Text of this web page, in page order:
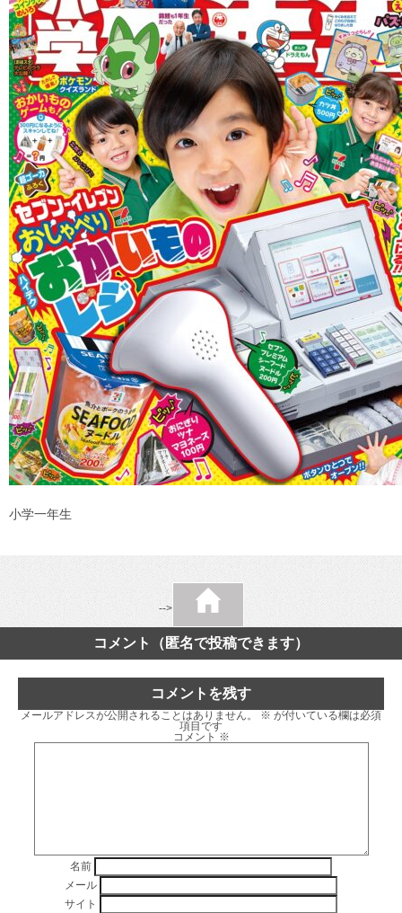
小学一年生
-->
コメント（匿名で投稿できます）
コメントを残す
メールアドレスが公開されることはありません。 ※ が付いている欄は必須
項目です
コメント ※
名前
メール
サイト